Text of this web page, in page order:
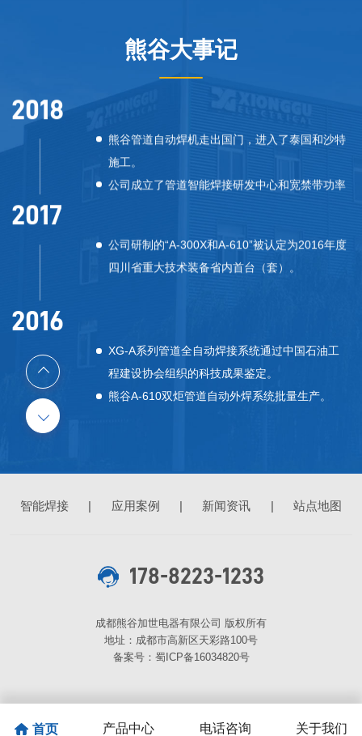
熊谷大事记
熊谷管道自动焊机走出国门，进入了泰国和沙特
2017
公司研制的“A-300X和A-610”被认定为2016年度
四川省重大技术装备省内首台（套）。
2016
XG-A系列管道全自动焊接系统通过中国石油工
2015
全国政协领导李毅中一行到熊谷公司考察调研、
指导工作。
米巴经营进一步延伸细化，基本完成“整体效率最
我公司A-300智能化管道全位置自动焊机通过
项目”验收。
金”，实施全员身股分红及给员工父母发放“孝顺
智能焊接 | 应用案例 | 新闻资讯 | 站点地图
178-8223-1233
成都熊谷加世电器有限公司 版权所有
地址：成都市高新区天彩路100号
备案号： 蜀ICP备16034820号
首页 产品中心 电话咨询 关于我们